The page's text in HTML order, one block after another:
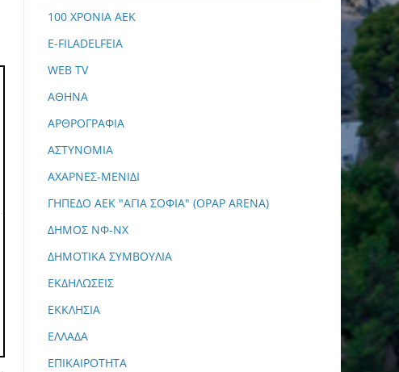
100 ΧΡΟΝΙΑ ΑΕΚ
E-FILADELFEIA
WEB TV
ΑΘΗΝΑ
ΑΡΘΡΟΓΡΑΦΙΑ
ΑΣΤΥΝΟΜΙΑ
ΑΧΑΡΝΕΣ-ΜΕΝΙΔΙ
ΓΗΠΕΔΟ ΑΕΚ "ΑΓΙΑ ΣΟΦΙΑ" (OPAP ARENA)
ΔΗΜΟΣ ΝΦ-ΝΧ
ΔΗΜΟΤΙΚΑ ΣΥΜΒΟΥΛΙΑ
ΕΚΔΗΛΩΣΕΙΣ
ΕΚΚΛΗΣΙΑ
ΕΛΛΑΔΑ
ΕΠΙΚΑΙΡΟΤΗΤΑ